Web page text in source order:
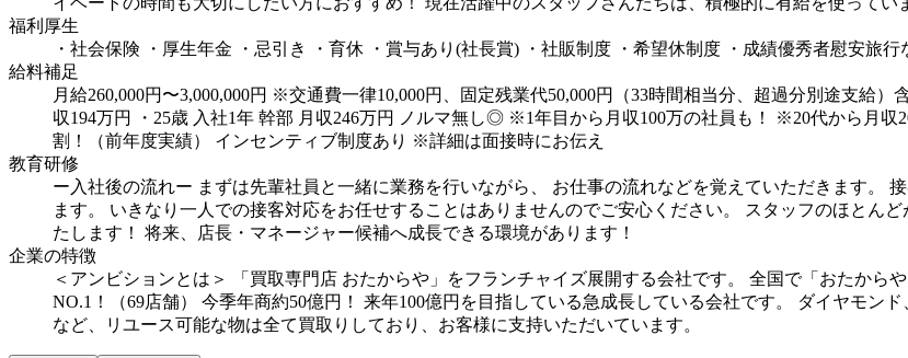
福利厚生
・社会保険
・厚生年金 ・忌引き ・育休 ・賞与あり(社長賞) ・社販制度 ・希望休制度 ・成績優秀者慰安旅行
給料補足
月給260,000円〜3,000,000円 ※交通費一律10,000円、固定残業代50,000円（33時間相当分、超過分別途支給）
収194万円
・25歳 入社1年 幹部 月収246万円 ノルマ無し◎ ※1年目から月収100万の社員も！ ※20代から月収
割！（前年度実績）
インセンティブ制度あり ※詳細は面接時にお伝え
教育研修
ー入社後の流れー まずは先輩社員と一緒に業務を行いながら、 お仕事の流れなどを覚えていただきます。
ます。
いきなり一人での接客対応をお任せすることはありませんのでご安心ください。 スタッフのほとんど
たします！
将来、店長・マネージャー候補へ成長できる環境があります！
企業の特徴
＜アンビションとは＞
「買取専門店 おたからや」をフランチャイズ展開する会社です。 全国で「おたから
NO.1！（69店舗）
今季年商約50億円！ 来年100億円を目指している急成長している会社です。 ダイヤモンド
など、リユース可能な物は全て買取りしており、お客様に支持いただいています。